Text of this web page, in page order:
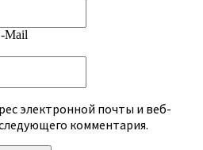
Mail
электронной почты и веб-
комментария.